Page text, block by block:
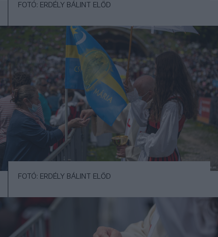
FOTÓ: ERDÉLY BÁLINT ELŐD
FOTÓ: ERDÉLY BÁLINT ELŐD